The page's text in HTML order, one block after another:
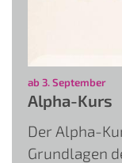
ab 3. September:
Alpha-Kurs
Der Alpha-
Grundlagen